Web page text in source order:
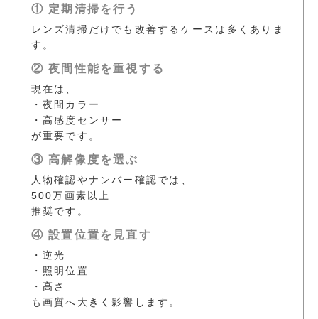
① 定期清掃を行う
レンズ清掃だけでも改善するケースは多くありま
す。
② 夜間性能を重視する
現在は、
・夜間カラー
・高感度センサー
が重要です。
③ 高解像度を選ぶ
人物確認やナンバー確認では、
500万画素以上
推奨です。
④ 設置位置を見直す
・逆光
・照明位置
・高さ
も画質へ大きく影響します。